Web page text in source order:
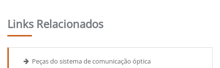
Links Relacionados
Peças do sistema de comunicação óptica